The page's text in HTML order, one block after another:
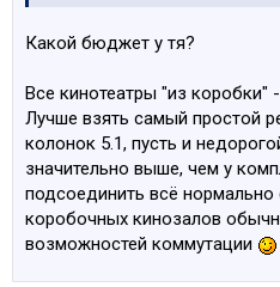
Какой бюджет у тя?
Все кинотеатры "из
Лучше взять самый простой
колонок 5.1, пусть и
значительно выше, чем у
подсоединить всё
коробочных кинозалов
возможностей коммутации